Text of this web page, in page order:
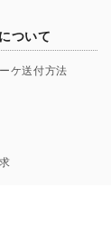
ついて
ケ送付方法